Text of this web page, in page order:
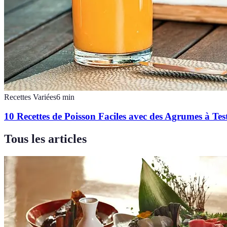
Recettes Variées6 min
10 Recettes de Poisson Faciles avec des Agrumes à
Tous les articles